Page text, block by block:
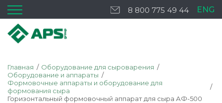
8 800 775 49 44 ENG
Главная
Оборудование для сыроварения
Оборудование и аппараты
Формовочные аппараты и оборудование для
формования сыра
Горизонтальный формовочный аппарат для сыра АФ-500